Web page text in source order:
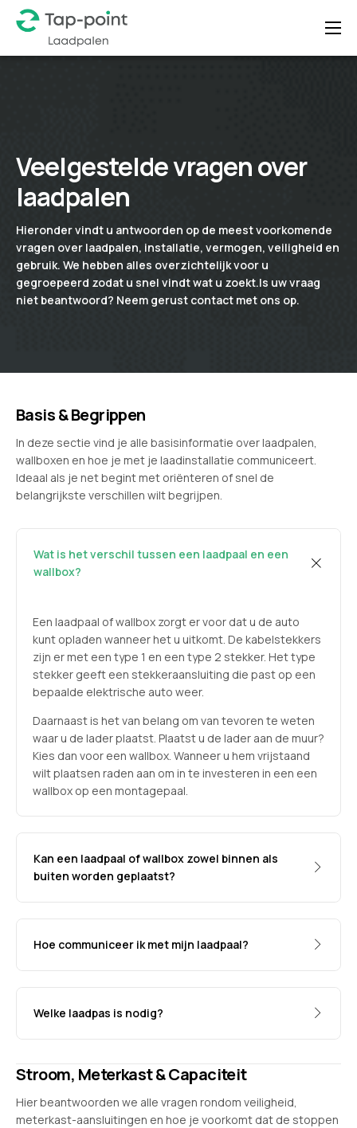
inhoud
Home
Nieuws
FAQ
Contact
Veelgestelde vragen over
laadpalen
Hieronder vindt u antwoorden op de meest voorkomende
vragen over laadpalen, installatie, vermogen, veiligheid en
gebruik. We hebben alles overzichtelijk voor u
gegroepeerd zodat u snel vindt wat u zoekt.Is uw vraag
niet beantwoord? Neem gerust contact met ons op.
Basis & Begrippen
In deze sectie vind je alle basisinformatie over laadpalen,
wallboxen en hoe je met je laadinstallatie communiceert.
Ideaal als je net begint met oriënteren of snel de
belangrijkste verschillen wilt begrijpen.
Wat is het verschil tussen een laadpaal en een
wallbox?
Een laadpaal of wallbox zorgt er voor dat u de auto
kunt opladen wanneer het u uitkomt. De kabelstekkers
zijn er met een type 1 en een type 2 stekker. Het type
stekker geeft een stekkeraansluiting die past op een
bepaalde elektrische auto weer.
Daarnaast is het van belang om van tevoren te weten
waar u de lader plaatst. Plaatst u de lader aan de muur?
Kies dan voor een wallbox. Wanneer u hem vrijstaand
wilt plaatsen raden aan om in te investeren in een een
wallbox op een montagepaal.
Kan een laadpaal of wallbox zowel binnen als
buiten worden geplaatst?
Hoe communiceer ik met mijn laadpaal?
Welke laadpas is nodig?
Stroom, Meterkast & Capaciteit
Hier beantwoorden we alle vragen rondom veiligheid,
meterkast-aansluitingen en hoe je voorkomt dat de stoppen